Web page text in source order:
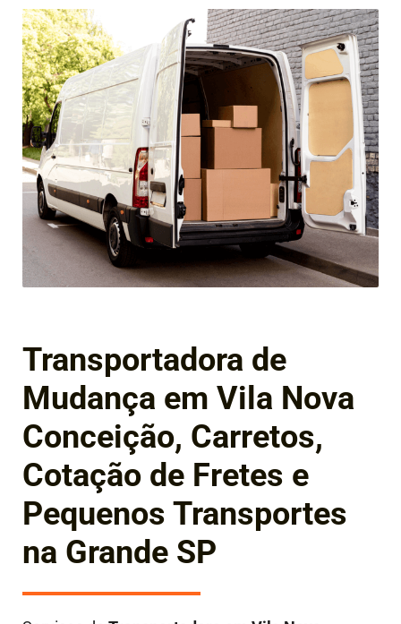
Transportadora de
Mudança em Vila Nova
Conceição, Carretos,
Cotação de Fretes e
Pequenos Transportes
na Grande SP